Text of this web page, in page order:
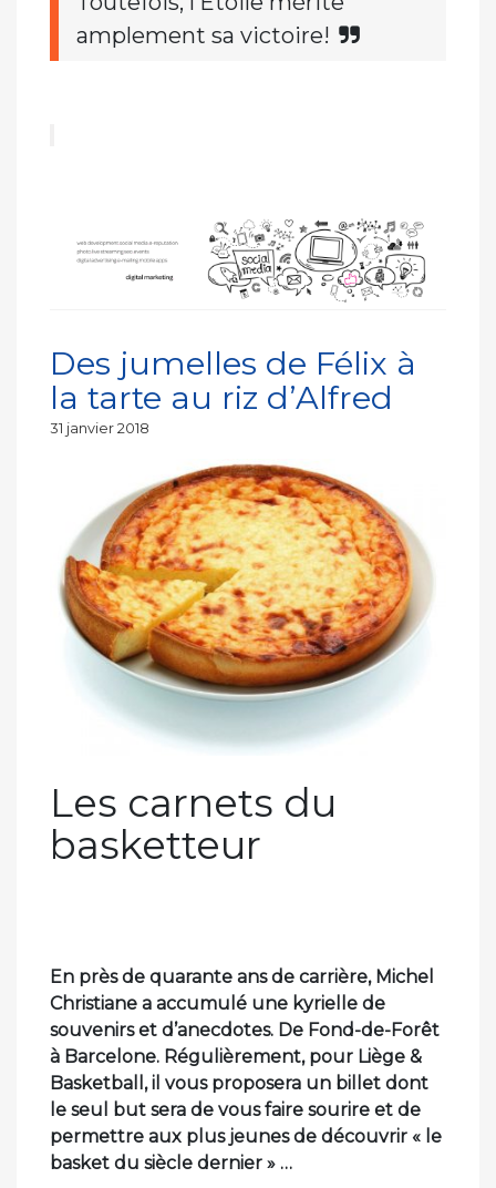
amplement sa victoire!
Des jumelles de Félix à
la tarte au riz d’Alfred
Publié
31 janvier 2018
Les carnets du
basketteur
En près de quarante ans de carrière, Michel
Christiane a accumulé une kyrielle de
souvenirs et d’anecdotes. De Fond-de-Forêt
à Barcelone. Régulièrement, pour Liège &
Basketball, il vous proposera un billet dont
le seul but sera de vous faire sourire et de
permettre aux plus jeunes de découvrir « le
basket du siècle dernier » …